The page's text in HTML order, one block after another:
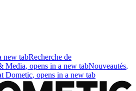
new tabRecherche de
Media, opens in a new tabNouveautés,
Dometic, opens in a new tab